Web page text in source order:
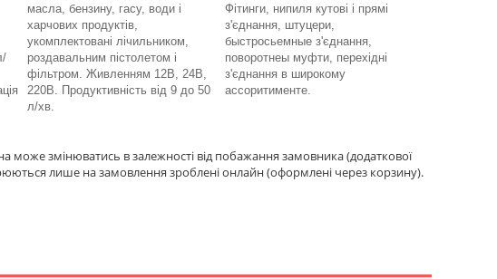
масла, бензину, гасу, води і
харчових продуктів,
укомплектовані лічильником,
роздавальним пістолетом і
фільтром. Живленням 12В, 24В,
220В. Продуктивність від 9 до 50
л/хв.
Фітинги, нипиля кутові і прямі
з'єднання, штуцери,
быстросьемные з'єднання,
поворотнеы муфти, перехідні
з'єднання в широкому
ассоритименте.
може змінюватись в залежності від побажання замовника (додаткової
лише на замовлення зроблені онлайн (оформлені через корзину).